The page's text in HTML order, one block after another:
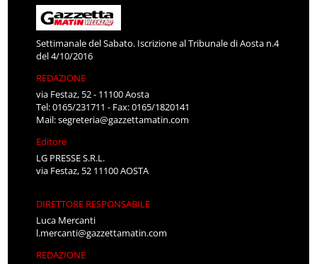
Settimanale del Sabato. Iscrizione al Tribunale di Aosta n.4
del 4/10/2016
REDAZIONE
via Festaz, 52 - 11100 Aosta
Tel: 0165/231711 - Fax: 0165/1820141
Mail:segreteria@gazzettamatin.com
Editore
LG PRESSE S.R.L.
via Festaz, 52 11100 AOSTA
DIRETTORE RESPONSABILE
Luca Mercanti
l.mercanti@gazzettamatin.com
REDAZIONE